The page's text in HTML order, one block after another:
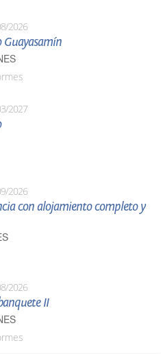
2026
Guayasamín
2027
2026
con alojamiento completo y
2026
II